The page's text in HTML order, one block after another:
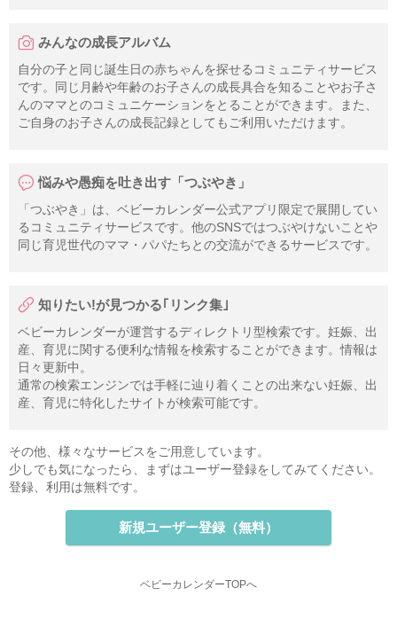
みんなの成長アルバム
自分の子と同じ誕生日の赤ちゃんを探せるコミュニティサービス
です。同じ月齢や年齢のお子さんの成長具合を知ることやお子さ
んのママとのコミュニケーションをとることができます。また、
ご自身のお子さんの成長記録としてもご利用いただけます。
悩みや愚痴を吐き出す「つぶやき」
「つぶやき」は、ベビーカレンダー公式アプリ限定で展開してい
るコミュニティサービスです。他のSNSではつぶやけないことや
同じ育児世代のママ・パパたちとの交流ができるサービスです。
知りたい!が見つかる｢リンク集｣
ベビーカレンダーが運営するディレクトリ型検索です。妊娠、出
産、育児に関する便利な情報を検索することができます。情報は
日々更新中。
通常の検索エンジンでは手軽に辿り着くことの出来ない妊娠、出
産、育児に特化したサイトが検索可能です。
その他、様々なサービスをご用意しています。
少しでも気になったら、まずはユーザー登録をしてみてください。
登録、利用は無料です。
新規ユーザー登録（無料）
ベビーカレンダーTOPへ